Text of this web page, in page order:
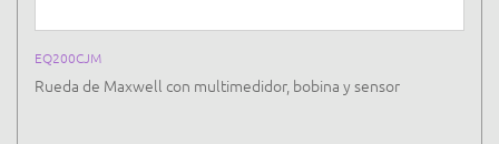
EQ200CJM
Rueda de Maxwell con multimedidor, bobina y sensor